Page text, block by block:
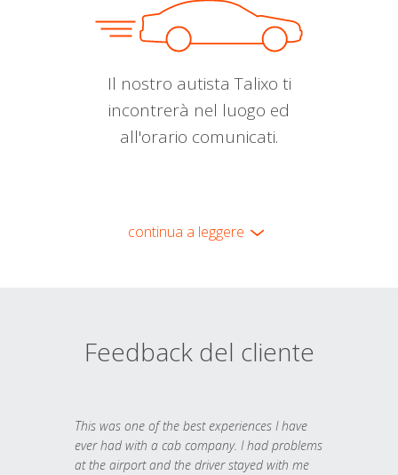
Il nostro autista Talixo ti
incontrerà nel luogo ed
all'orario comunicati.
continua a leggere
Feedback del cliente
This was one of the best experiences I have
ever had with a cab company. I had problems
at the airport and the driver stayed with me